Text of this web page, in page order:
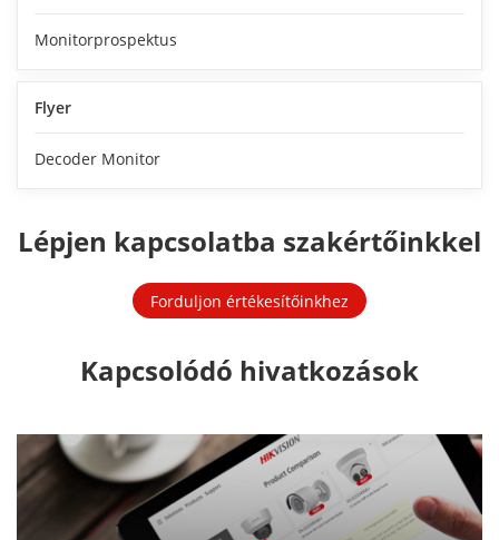
Monitorprospektus
Flyer
Decoder Monitor
Lépjen kapcsolatba szakértőinkkel
Forduljon értékesítőinkhez
Kapcsolódó hivatkozások